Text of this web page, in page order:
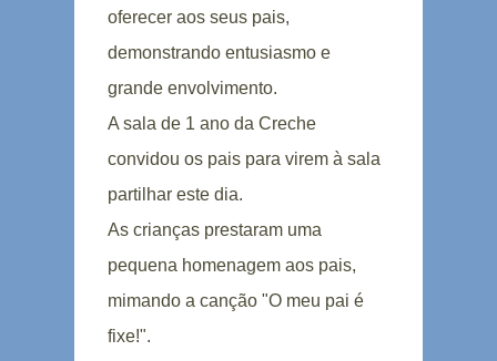
oferecer aos seus pais,
demonstrando entusiasmo e
grande envolvimento.
A sala de 1 ano da Creche
convidou os pais para virem à sala
partilhar este dia.
As crianças prestaram uma
pequena homenagem aos pais,
mimando a canção "O meu pai é
fixe!".